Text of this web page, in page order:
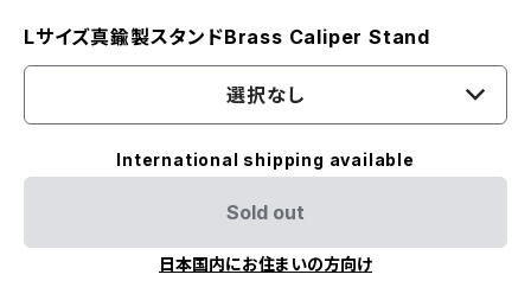
Lサイズ真鍮製スタンドBrass Caliper Stand
選択なし
International shipping available
Sold out
日本国内にお住まいの方向け